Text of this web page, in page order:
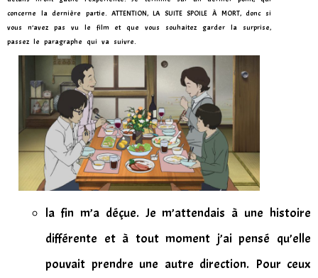
concerne la dernière partie. ATTENTION, LA SUITE SPOILE À MORT, donc si
vous n’avez pas vu le film et que vous souhaitez garder la surprise,
passez le paragraphe qui va suivre.
la fin m’a déçue. Je m’attendais à une histoire
différente et à tout moment j’ai pensé qu’elle
pouvait prendre une autre direction. Pour ceux